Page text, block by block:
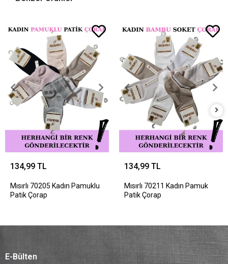
134,99 TL
Mısırlı 70205 Kadın Pamuklu
Patik Çorap
134,99 TL
Mısırlı 70211 Kadın Pamuk
Patik Çorap
E-Bülten